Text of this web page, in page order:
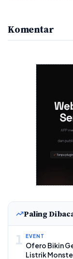
Komentar
Paling
1 EVENT
Ofero Bikin
Listrik